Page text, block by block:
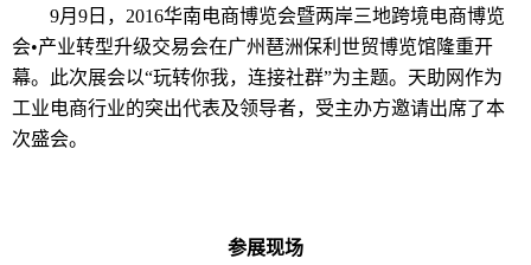
9月 9日 ， 2016华南电商博览会暨两岸三地跨境电商博览
会•产业转型升级交易会在广州琶洲保利世贸博览馆隆重开
幕。此次展会以“玩转你我，连接社群”为主题。天助网作为
工业电商行业的突出代表及领导者，受主办方邀请出席了本
次盛会。
参展现场